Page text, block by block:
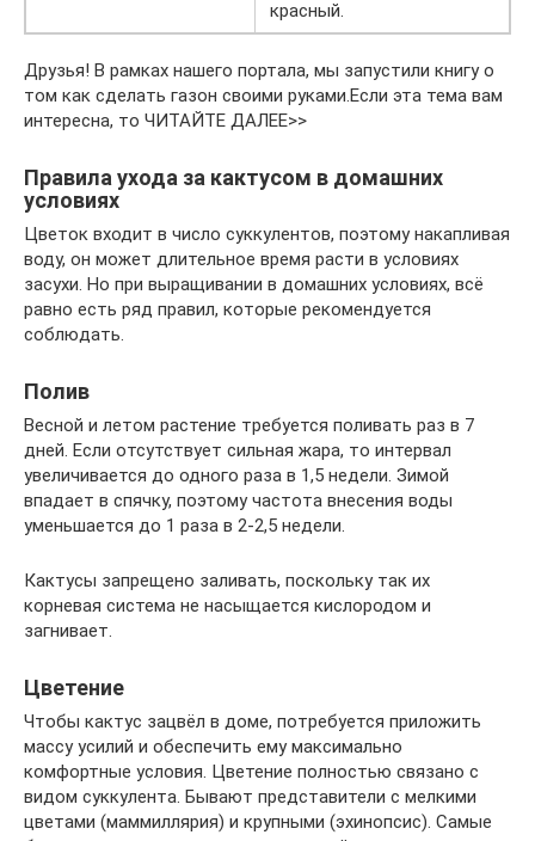
красный.
Друзья! В рамках нашего портала, мы запустили книгу о
том как сделать газон своими руками.Если эта тема вам
интересна, то ЧИТАЙТЕ ДАЛЕЕ>>
Правила ухода за кактусом в домашних
условиях
Цветок входит в число суккулентов, поэтому накапливая
воду, он может длительное время расти в условиях
засухи. Но при выращивании в домашних условиях, всё
равно есть ряд правил, которые рекомендуется
соблюдать.
Полив
Весной и летом растение требуется поливать раз в 7
дней. Если отсутствует сильная жара, то интервал
увеличивается до одного раза в 1,5 недели. Зимой
впадает в спячку, поэтому частота внесения воды
уменьшается до 1 раза в 2-2,5 недели.
Кактусы запрещено заливать, поскольку так их
корневая система не насыщается кислородом и
загнивает.
Цветение
Чтобы кактус зацвёл в доме, потребуется приложить
массу усилий и обеспечить ему максимально
комфортные условия. Цветение полностью связано с
видом суккулента. Бывают представители с мелкими
цветами (маммиллярия) и крупными (эхинопсис). Самые